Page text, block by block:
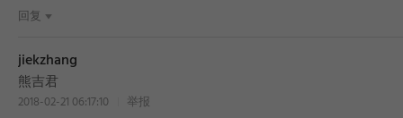
BEST
回复
jiekzhang
熊吉君
2018-02-21 06:17:10
举报